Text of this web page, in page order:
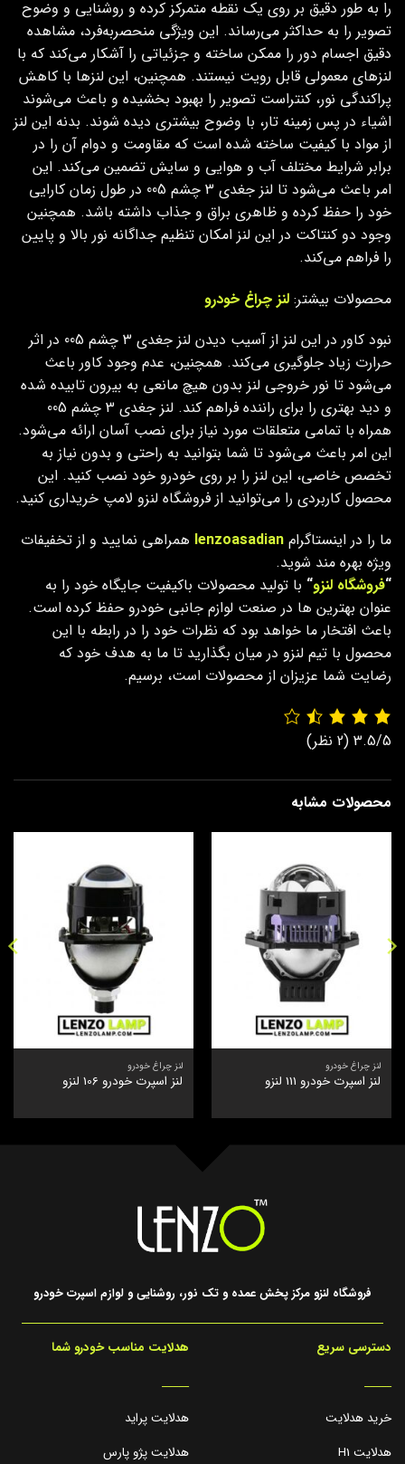
را به طور دقیق بر روی یک نقطه متمرکز کرده و روشنایی و وضوح
تصویر را به حداکثر می‌رساند. این ویژگی منحصربه‌فرد، مشاهده
دقیق اجسام دور را ممکن ساخته و جزئیاتی را آشکار می‌کند که با
لنزهای معمولی قابل رویت نیستند. همچنین، این لنزها با کاهش
پراکندگی نور، کنتراست تصویر را بهبود بخشیده و باعث می‌شوند
اشیاء در پس زمینه تار، با وضوح بیشتری دیده شوند. بدنه این لنز
از مواد با کیفیت ساخته شده است که مقاومت و دوام آن را در
برابر شرایط مختلف آب و هوایی و سایش تضمین می‌کند. این
امر باعث می‌شود تا لنز جغدی 3 چشم 005 در طول زمان کارایی
خود را حفظ کرده و ظاهری براق و جذاب داشته باشد. همچنین
وجود دو کنتاکت در این لنز امکان تنظیم جداگانه نور بالا و پایین
را فراهم می‌کند.
محصولات بیشتر: لنز چراغ خودرو
نبود کاور در این لنز از آسیب دیدن لنز جغدی 3 چشم 005 در اثر
حرارت زیاد جلوگیری می‌کند. همچنین، عدم وجود کاور باعث
می‌شود تا نور خروجی لنز بدون هیچ مانعی به بیرون تابیده شده
و دید بهتری را برای راننده فراهم کند. لنز جغدی 3 چشم 005
همراه با تمامی متعلقات مورد نیاز برای نصب آسان ارائه می‌شود.
این امر باعث می‌شود تا شما بتوانید به راحتی و بدون نیاز به
تخصص خاصی، این لنز را بر روی خودرو خود نصب کنید. این
محصول کاربردی را می‌توانید از فروشگاه لنزو لامپ خریداری کنید.
ما را در اینستاگرام lenzoasadian همراهی نمایید و از تخفیفات
ویژه بهره مند شوید.
“فروشگاه لنزو“ با تولید محصولات باکیفیت جایگاه خود را به
عنوان بهترین ها در صنعت لوازم جانبی خودرو حفظ کرده است.
باعث افتخار ما خواهد بود که نظرات خود را در رابطه با این
محصول با تیم لنزو در میان بگذارید تا ما به هدف خود که
رضایت شما عزیزان از محصولات است، برسیم.
3.5/5 (2 نظر)
محصولات مشابه
لنز چراغ خودرو
لنز اسپرت خودرو 111 لنزو
لنز چراغ خودرو
لنز اسپرت خودرو 106 لنزو
فروشگاه لنزو مرکز پخش عمده و تک نور، روشنایی و لوازم اسپرت خودرو
دسترسی سریع
_____
خرید هدلایت
هدلایت H1
هدلایت مناسب خودرو شما
_____
هدلایت پراید
هدلایت پژو پارس